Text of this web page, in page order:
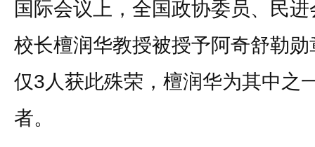
国际会议上，全国政协委员、民
校长檀润华教授被授予阿奇舒勒
仅3人获此殊荣，檀润华为其中之
者。